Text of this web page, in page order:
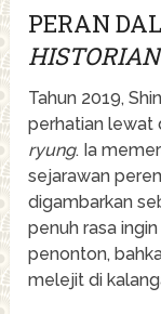
PERAN
Tahun 2019,
perhatian lewat
ryung. Ia
sejarawan
digambarkan
penuh rasa
penonton,
melejit di